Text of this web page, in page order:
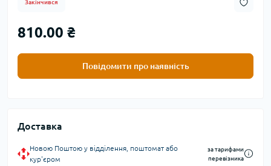
Закінчився
810.00 ₴
Повідомити про наявність
Доставка
Новою Поштою у відділення, поштомат або
кур'єром
за тарифами
перевізника